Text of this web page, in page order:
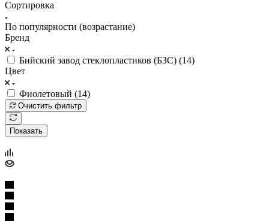
Сортировка
По популярности (возрастание)
Бренд
Бийский завод стеклопластиков (БЗС) (14)
Цвет
Фиолетовый (14)
Очистить фильтр
Показать